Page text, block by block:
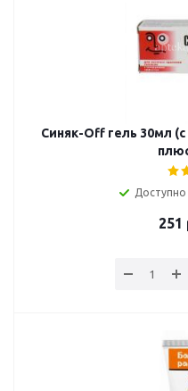
Синяк-Off гель 30мл
Доступно
251